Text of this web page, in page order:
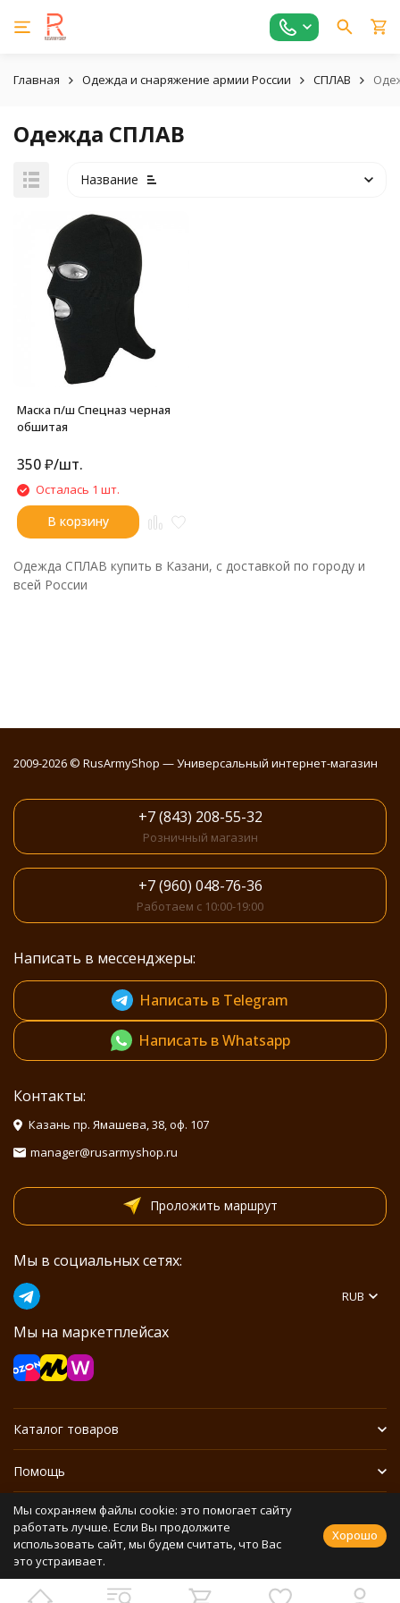
Главная Одежда и снаряжение армии России СПЛАВ
Одежда СПЛАВ
Название
Маска п/ш Спецназ черная
обшитая
350₽/шт.
Осталась 1 шт.
В корзину
Одежда СПЛАВ купить в Казани, с доставкой по городу и
всей России
2009-2026 © RusArmyShop — Универсальный интернет-магазин
+7 (843) 208-55-32
Розничный магазин
+7 (960) 048-76-36
Работаем с 10:00-19:00
Написать в мессенджеры:
Написать в Telegram
Написать в Whatsapp
Контакты:
Казань пр. Ямашева, 38, оф. 107
manager@rusarmyshop.ru
Проложить маршрут
Мы в социальных сетях:
Мы на маркетплейсах
RUB
Каталог товаров
Помощь
Информация
Политика персональных данных
Разработано в
bodysite.ru Webasyst —
Мы сохраняем файлы cookie: это помогает сайту
работать лучше. Если Вы продолжите
использовать сайт, мы будем считать, что Вас
это устраивает.
Хорошо